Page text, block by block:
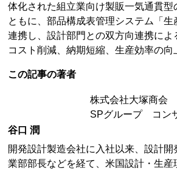
体化された組立業向け製販一気通貫型
ともに、部品構成表管理システム「生
連携し、設計部門との双方向連携によ
コスト削減、納期短縮、生産効率の向
この記事の著者
株式会社大塚商会
SPグループ コン
谷口 潤
開発設計製造会社に入社以来、設計
業部部長などを経て、米国設計・生